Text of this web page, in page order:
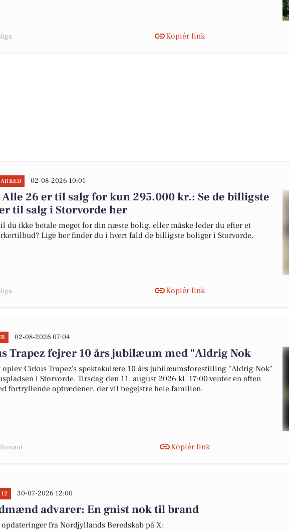
Kopiér link
02-08-2026 10:01
26 er til salg for kun 295.000 kr.: Se de billigste
til salg i Storvorde her
du ikke betale meget for din næste bolig, eller måske leder du efter et
Lige her finder du i hvert fald de billigste boliger i Storvorde.
Kopiér link
02-08-2026 07:04
Trapez fejrer 10 års jubilæum med "Aldrig Nok
oplev Cirkus Trapez's spektakulære 10 års jubilæumsforestilling "Aldrig Nok"
i Storvorde. Tirsdag den 11. august 2026 kl. 17:00 venter en aften
fortryllende optrædener, der vil begejstre hele familien.
Kopiér link
30-07-2026 12:00
advarer: En gnist nok til brand
opdateringer fra Nordjyllands Beredskab på X: